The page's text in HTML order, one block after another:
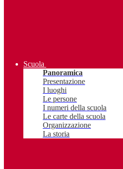
Scuola
Panoramica
Presentazione
I luoghi
Le persone
I numeri della scuola
Le carte della scuola
Organizzazione
La storia